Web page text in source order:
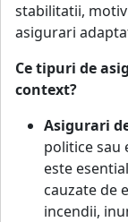
stabilitatii,
asigurari
Ce tipuri de
context?
Asigurari
politice sau
este
cauzate de
incendii,